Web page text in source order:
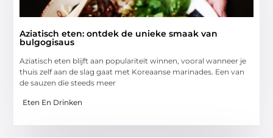
Aziatisch eten: ontdek de unieke smaak van
bulgogisaus
Aziatisch eten blijft aan populariteit winnen, vooral wanneer je
thuis zelf aan de slag gaat met Koreaanse marinades. Een van
de sauzen die steeds meer
Eten En Drinken